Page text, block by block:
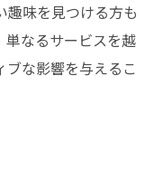
趣味を見つける方も
単なるサービスを越
ブな影響を与えるこ